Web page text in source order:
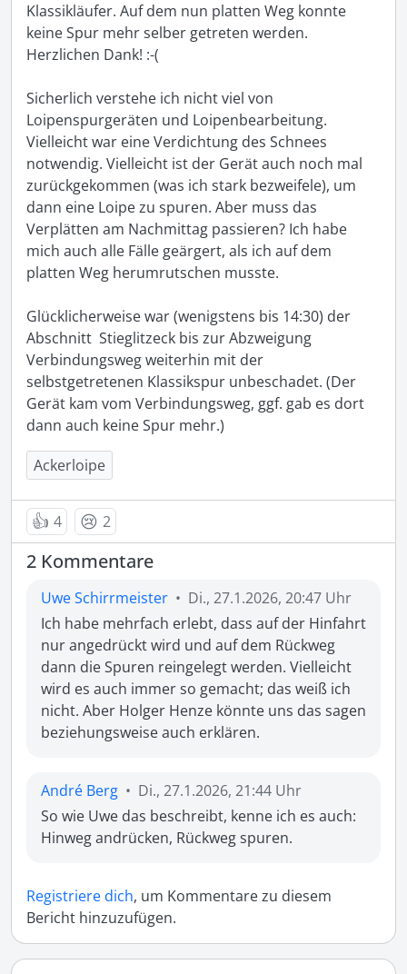
Klassikläufer. Auf dem nun platten Weg konnte
keine Spur mehr selber getreten werden.
Herzlichen Dank! :-(
Sicherlich verstehe ich nicht viel von
Loipenspurgeräten und Loipenbearbeitung.
Vielleicht war eine Verdichtung des Schnees
notwendig. Vielleicht ist der Gerät auch noch mal
zurückgekommen (was ich stark bezweifele), um
dann eine Loipe zu spuren. Aber muss das
Verplätten am Nachmittag passieren? Ich habe
mich auch alle Fälle geärgert, als ich auf dem
platten Weg herumrutschen musste.
Glücklicherweise war (wenigstens bis 14:30) der
Abschnitt  Stieglitzeck bis zur Abzweigung
Verbindungsweg weiterhin mit der
selbstgetretenen Klassikspur unbeschadet. (Der
Gerät kam vom Verbindungsweg, ggf. gab es dort
Ackerloipe
👍 4 😢 2
2 Kommentare
Uwe Schirrmeister • Di., 27.1.2026, 20:47 Uhr
Ich habe mehrfach erlebt, dass auf der Hinfahrt
nur angedrückt wird und auf dem Rückweg
dann die Spuren reingelegt werden. Vielleicht
wird es auch immer so gemacht; das weiß ich
nicht. Aber Holger Henze könnte uns das sagen
beziehungsweise auch erklären.
André Berg • Di., 27.1.2026, 21:44 Uhr
So wie Uwe das beschreibt, kenne ich es auch:
Hinweg andrücken, Rückweg spuren.
Registriere dich, um Kommentare zu diesem
Bericht hinzuzufügen.